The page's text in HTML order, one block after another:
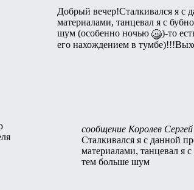
Добрый вечер!Сталкивался я с
материалами, танцевал я с
шум (особенно ночью
)-то
его нахождением в
сообщение Королев Сергей
Сталкивался я с данной
материалами, танцевал я
тем больше шум